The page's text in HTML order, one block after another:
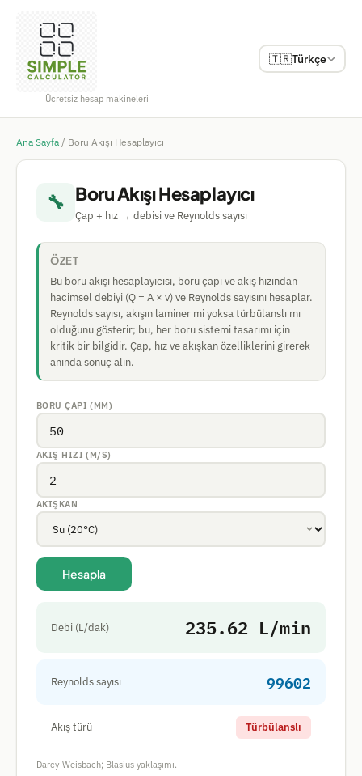
Ücretsiz hesap makineleri
🇹🇷Türkçe
Ana Sayfa / Boru Akışı Hesaplayıcı
🔧 Boru Akışı Hesaplayıcı
Çap + hız → debisi ve Reynolds sayısı
ÖZET
Bu boru akışı hesaplayıcısı, boru çapı ve akış hızından
hacimsel debiyi (Q = A × v) ve Reynolds sayısını hesaplar.
Reynolds sayısı, akışın laminer mi yoksa türbülanslı mı
olduğunu gösterir; bu, her boru sistemi tasarımı için
kritik bir bilgidir. Çap, hız ve akışkan özelliklerini girerek
anında sonuç alın.
BORU ÇAPI (MM)
AKIŞ HIZI (M/S)
AKIŞKAN
Hesapla
Debi (L/dak) 235.62 L/min
Reynolds sayısı 99602
Akış türü Türbülanslı
Darcy-Weisbach; Blasius yaklaşımı.